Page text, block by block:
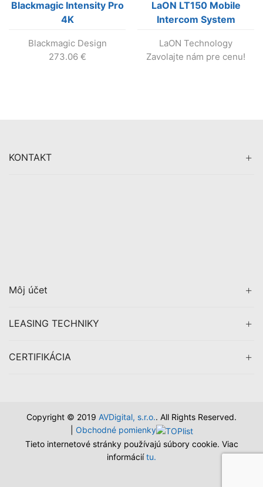
Blackmagic Intensity Pro
4K
Blackmagic Design
273.06 €
LaON LT150 Mobile
Intercom System
LaON Technology
Zavolajte nám pre cenu!
KONTAKT
Môj účet
LEASING TECHNIKY
CERTIFIKÁCIA
Copyright © 2019 AVDigital, s.r.o.. All Rights Reserved.
Obchodné pomienky
Tieto internetové stránky používajú súbory cookie. Viac
informáciítu.